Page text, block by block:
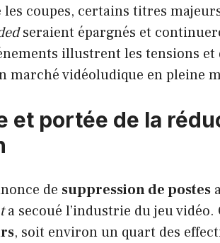
les coupes, certains titres
seraient épargnés et
illustrent les tensions
marché vidéoludique en pleine
et portée de la
de suppression de postes
a secoué l’industrie du jeu vidéo.
, soit environ un quart des